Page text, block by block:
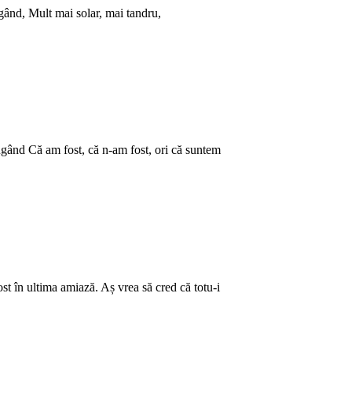
Mult mai solar, mai tandru,
Că am fost, că n-am fost, ori că suntem
în ultima amiază. Aș vrea să cred că totu-i